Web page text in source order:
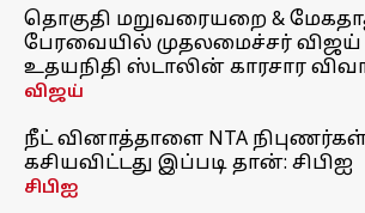
தொகுதி மறுவரையறை &
பேரவையில் முதலமைச்சர் விஜய்
உதயநிதி ஸ்டாலின் காரசார
விஜய்
நீட் வினாத்தாளை NTA
கசியவிட்டது இப்படி தான்: சிபிஐ
சிபிஐ